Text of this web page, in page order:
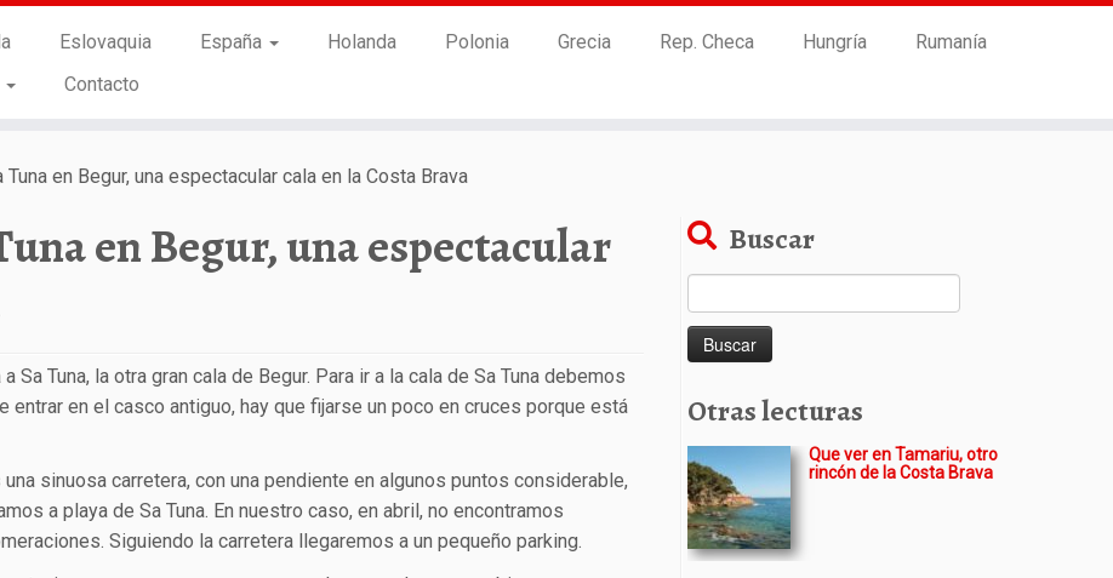
Eslovaquia España Holanda Polonia Grecia Rep. Checa Hungría
Rumanía
Contacto
en Begur, una espectacular cala en la Costa Brava
en Begur, una espectacular
Tuna, la otra gran cala de Begur. Para ir a la cala de Sa Tuna debemos
entrar en el casco antiguo, hay que fijarse un poco en cruces porque está
una sinuosa carretera, con una pendiente en algunos puntos considerable,
a playa de Sa Tuna. En nuestro caso, en abril, no encontramos
Siguiendo la carretera llegaremos a un pequeño parking.
Buscar
Otras lecturas
Que ver en Tamariu, otro
rincón de la Costa Brava